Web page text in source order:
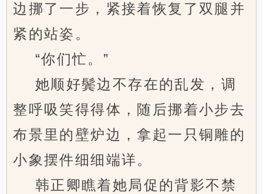
边挪了一步，紧接着恢复了双腿并
紧的站姿。
“你们忙。”
她顺好鬓边不存在的乱发，调
整呼吸笑得得体，随后挪着小步去
布景里的壁炉边，拿起一只铜雕的
小象摆件细细端详。
韩正卿瞧着她局促的背影不禁